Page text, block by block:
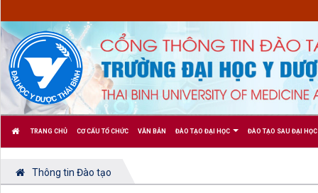
TRANG CHỦ CƠ CẤU TỔ CHỨC VĂN BẢN ĐÀO TẠO ĐẠI HỌC ĐÀO TẠO SAU ĐẠI HỌC
Thông tin Đào tạo